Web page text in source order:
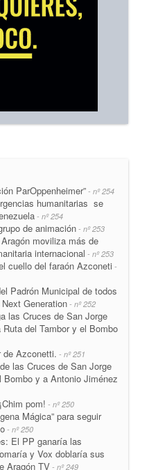
ParOppenheimer” - nº 254
humanitarias se
- nº 254
de animación- nº 253
moviliza más de
internacional - nº 253
cuello del faraón Azconeti -
Padrón Municipal de todos
Generation - nº 252
las Cruces de San Jorge
del Tambor y el Bombo
de Azconetti. - nº 251
las Cruces de San Jorge
y a Antonio Jiménez
pom! - nº 250
Mágica” para seguir
- nº 250
El PP ganaría las
y Vox doblaría sus
Aragón TV - nº 249